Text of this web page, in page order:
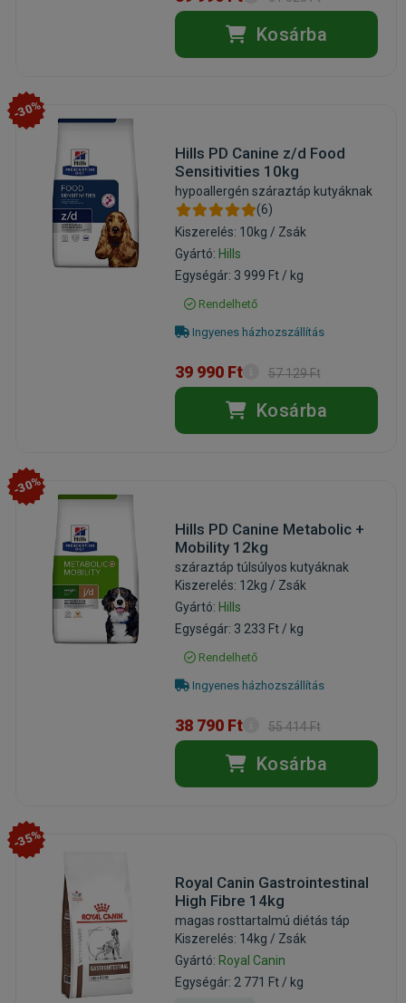
Kosárba
-30%
Hills PD Canine z/d Food
Sensitivities 10kg
hypoallergén száraztáp kutyáknak
(6)
Kiszerelés: 10kg / Zsák
Gyártó: Hills
Egységár: 3 999 Ft / kg
Rendelhető
Ingyenes házhozszállítás
39 990 Ft 57 129 Ft
Kosárba
-30%
Hills PD Canine Metabolic +
Mobility 12kg
száraztáp túlsúlyos kutyáknak
Kiszerelés: 12kg / Zsák
Gyártó: Hills
Egységár: 3 233 Ft / kg
Rendelhető
Ingyenes házhozszállítás
38 790 Ft 55 414 Ft
Kosárba
-35%
Royal Canin Gastrointestinal
High Fibre 14kg
magas rosttartalmú diétás táp
Kiszerelés: 14kg / Zsák
Gyártó: Royal Canin
Egységár: 2 771 Ft / kg